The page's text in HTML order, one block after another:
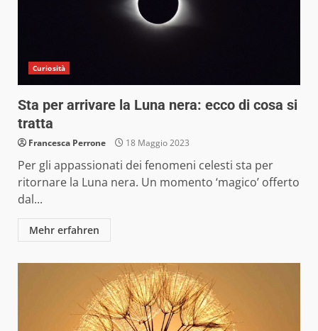
Curiosità
Sta per arrivare la Luna nera: ecco di cosa si
tratta
Francesca Perrone 18 Maggio 2023
Per gli appassionati dei fenomeni celesti sta per
ritornare la Luna nera. Un momento ‘magico’ offerto
dal...
Mehr erfahren